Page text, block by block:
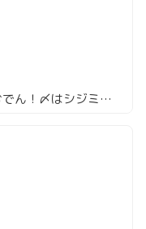
【ずぶ六】六本木で飲放題付き黒おでん！〆はシジミ出汁蟹うどん